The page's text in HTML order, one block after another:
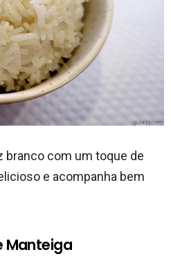
branco com um toque de
e acompanha bem
Manteiga